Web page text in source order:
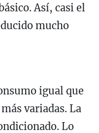
Así, casi el
mucho
igual que
variadas. La
Lo